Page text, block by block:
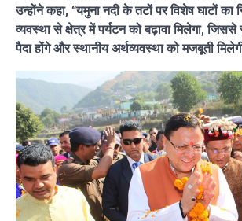
उन्होंने कहा, “यमुना नदी के तटों पर विशेष घाटों का
व्यवस्था से क्षेत्र में पर्यटन को बढ़ावा मिलेगा,
पैदा होंगे और स्थानीय अर्थव्यवस्था को मजबूती